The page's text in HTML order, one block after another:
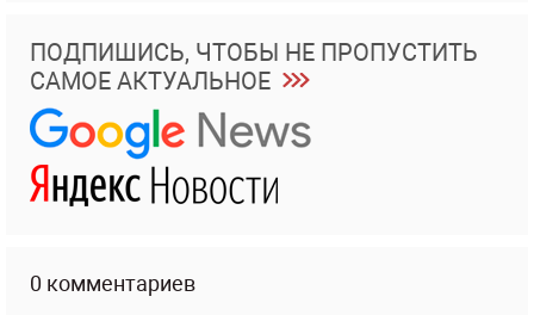
ПОДПИШИСЬ, ЧТОБЫ НЕ ПРОПУСТИТЬ
САМОЕ АКТУАЛЬНОЕ
0 комментариев